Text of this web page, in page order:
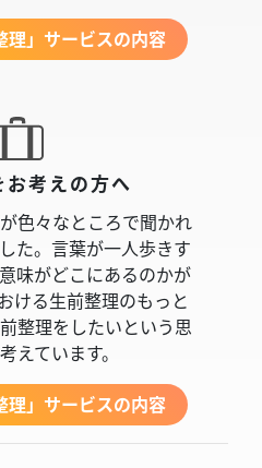
理」サービスの内容
お考えの方へ
色々なところで聞かれ
た。言葉が一人歩きす
味がどこにあるのかが
ける生前整理のもっと
整理をしたいという思
えています。
理」サービスの内容